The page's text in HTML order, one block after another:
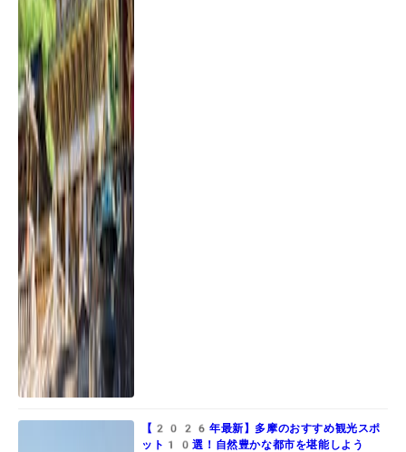
【2026年最新】多摩のおすすめ観光スポ
ット10選！自然豊かな都市を堪能しよう